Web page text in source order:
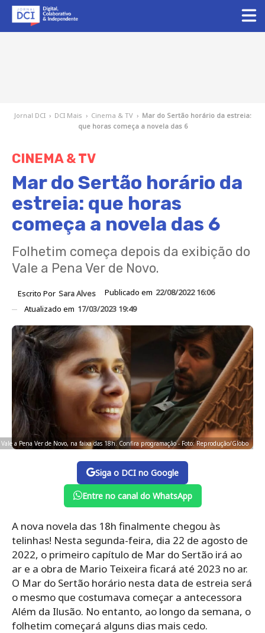
Jornal DCI › DCI Mais › Cinema & TV › Mar do Sertão horário da estreia:
que horas começa a novela das 6
CINEMA & TV
Mar do Sertão horário da
estreia: que horas
começa a novela das 6
Folhetim começa depois da exibição do
Vale a Pena Ver de Novo.
Escrito Por Sara Alves Publicado em 22/08/2022 16:06
Atualizado em 17/03/2023 19:49
a Pena Ver de Novo, na faixa das 18h. Confira programação - Foto: Reprodução/Globo
Siga o DCI no Google
Entre no canal do WhatsApp
A nova novela das 18h finalmente chegou às
telinhas! Nesta segunda-feira, dia 22 de agosto de
2022, o primeiro capítulo de Mar do Sertão irá ao
ar e a obra de Mario Teixeira ficará até 2023 no ar.
O Mar do Sertão horário nesta data de estreia será
o mesmo que costumava começar a antecessora
Além da Ilusão. No entanto, ao longo da semana, o
folhetim começará alguns dias mais cedo.